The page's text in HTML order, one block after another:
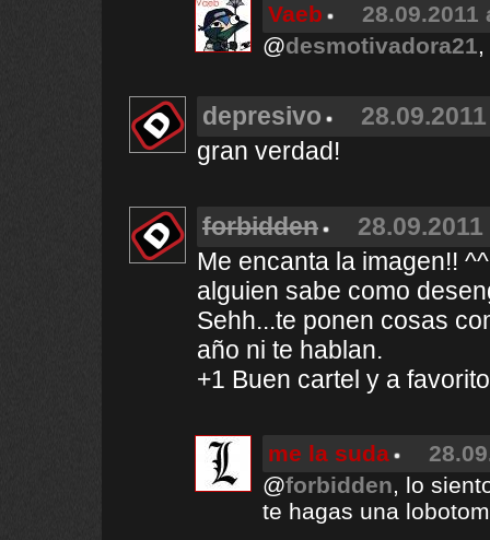
Vaeb
28.09.2011
@desmotivadora21
depresivo
gran verdad!
forbidden
Me encanta la imagen!!
alguien sabe como
Sehh...te ponen cosas
año ni te hablan.
+1 Buen cartel y a
me la suda
@forbidden, lo
te hagas una